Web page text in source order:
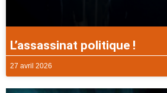
L’assassinat politique !
27 avril 2026